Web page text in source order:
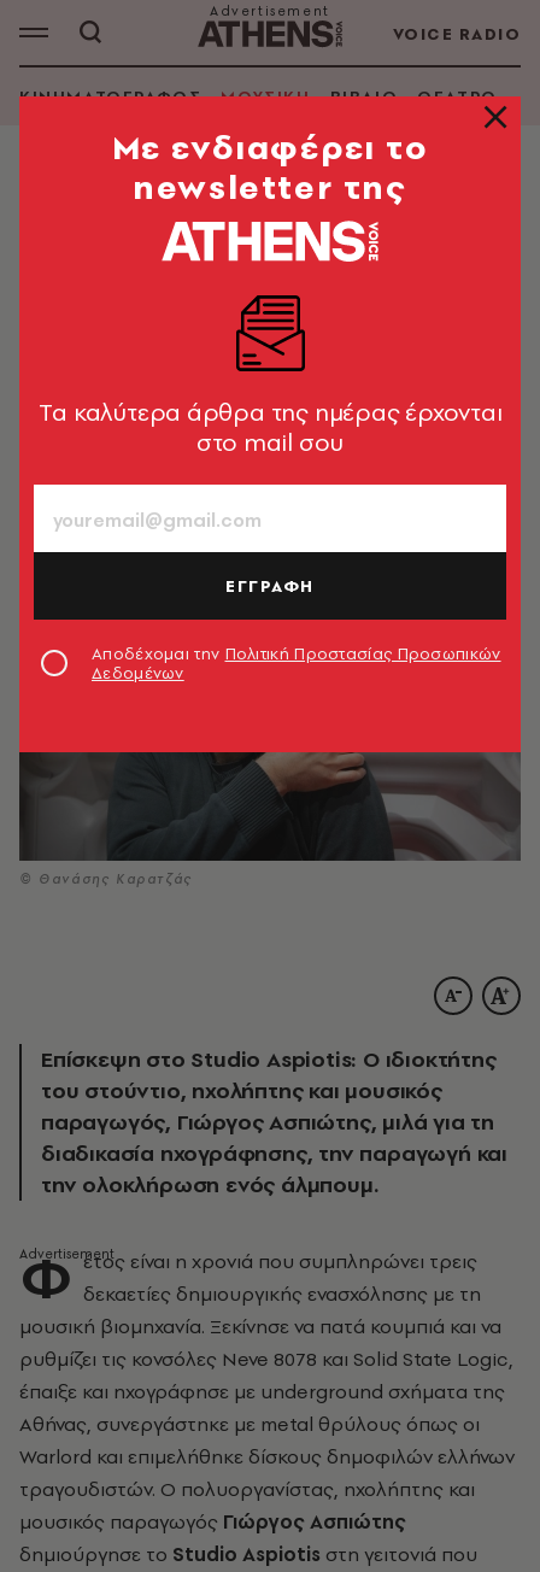
VOICE RADIO
ΚΙΝΗΜΑΤΟΓΡΑΦΟΣ ΜΟΥΣΙΚΗ ΒΙΒΛΙΟ ΘΕΑΤΡΟ -
Εκεί που ηχογραφούνται τα
αγαπημένα μας τραγούδια: Στο
Studio Aspiotis με τον Γιώργο
Στον ανανεωμένο χώρο στη Νέα Σμύρνη μπορείς να
ακούσεις μέχρι και άγνωστες ιστορίες για τους Tool
Δημήτρης Αθανασιάδης
08.03.2023, 20:59
© Θανάσης Καρατζάς
Επίσκεψη στο Studio Aspiotis: Ο ιδιοκτήτης
του στούντιο, ηχολήπτης και μουσικός
παραγωγός, Γιώργος Ασπιώτης, μιλά για τη
διαδικασία ηχογράφησης, την παραγωγή και
την ολοκλήρωση ενός άλμπουμ.
Φ έτος είναι η χρονιά που συμπληρώνει τρεις
δεκαετίες δημιουργικής ενασχόλησης με τη
μουσική βιομηχανία. Ξεκίνησε να πατά κουμπιά και να
ρυθμίζει τις κονσόλες Neve 8078 και Solid State Logic,
έπαιξε και ηχογράφησε με underground σχήματα της
Αθήνας, συνεργάστηκε με metal θρύλους όπως οι
Warlord και επιμελήθηκε δίσκους δημοφιλών ελλήνων
τραγουδιστών. Ο πολυοργανίστας, ηχολήπτης και
μουσικός παραγωγός Γιώργος Ασπιώτης
δημιούργησε το Studio Aspiotis στη γειτονιά που
Mε ενδιαφέρει το
newsletter της
Tα καλύτερα άρθρα της ημέρας έρχονται
στο mail σου
ΕΓΓΡΑΦΗ
Αποδέχομαι την Πολιτική Προστασίας Προσωπικών
Δεδομένων